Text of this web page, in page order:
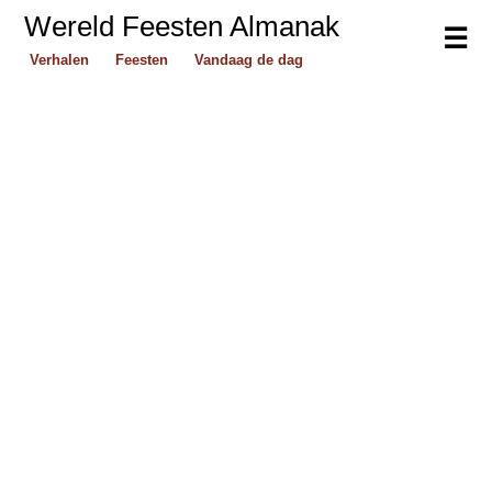
☰
Wereld Feesten Almanak
Verhalen Feesten Vandaag de dag